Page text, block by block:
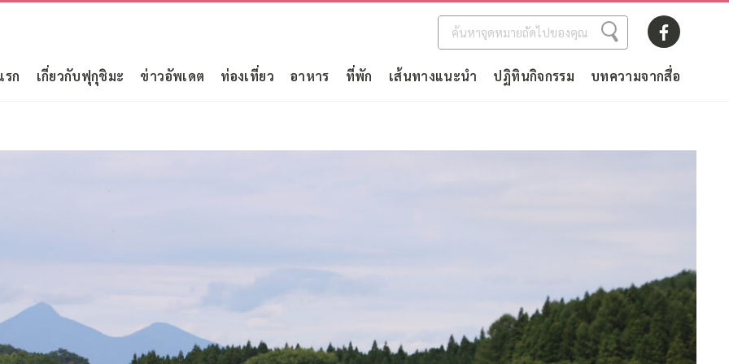
ก เกี่ยวกับฟุกุชิมะ ข่าวอัพเดต ท่องเที่ยว อาหาร ที่พัก เส้นทางแนะนำ ปฏิทินกิจกรรม บทความจากสื่อ